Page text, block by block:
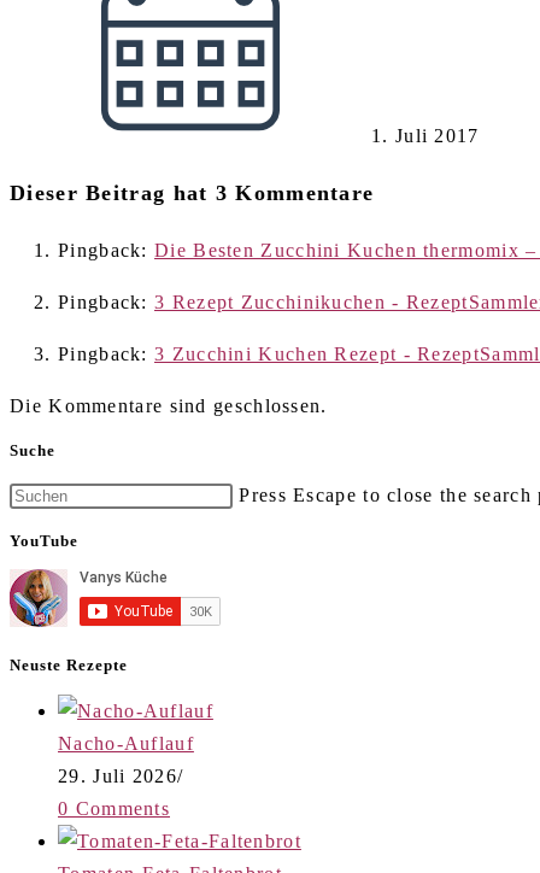
1. Juli 2017
Dieser Beitrag hat 3 Kommentare
Pingback:Die Besten Zucchini Kuchen thermomix
Pingback:3 Rezept Zucchinikuchen -
Pingback:3 Zucchini Kuchen Rezept -
Die Kommentare sind geschlossen.
Suche
Press Escape to close the search
YouTube
Neuste Rezepte
Nacho-Auflauf
29. Juli 2026/
0 Comments